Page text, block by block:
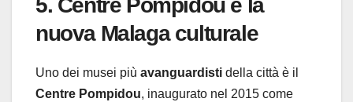
5. Centre Pompidou e la
nuova Malaga culturale
Uno dei musei più avanguardisti della città è il
Centre Pompidou, inaugurato nel 2015 come